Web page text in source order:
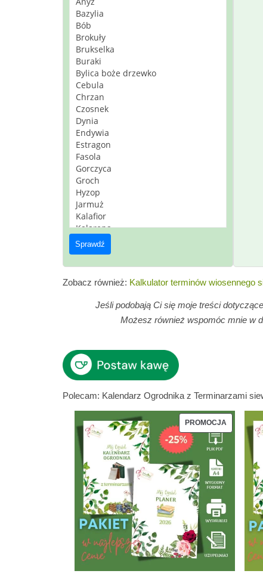
Sprawdź
Zobacz również: Kalkulator terminów wiosennego
Jeśli podobają Ci się moje treści
Możesz również wspomóc mnie w
Polecam: Kalendarz Ogrodnika z Terminarzami
PROMOCJAPRODUKT